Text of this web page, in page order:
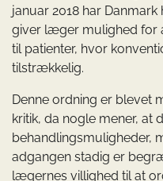
januar 2018 har
giver læger mulighed for
til patienter, hvor
tilstrækkelig.
Denne ordning er blevet
kritik, da nogle mener, at
behandlingsmuligheder,
adgangen stadig er
lægernes villighed til at